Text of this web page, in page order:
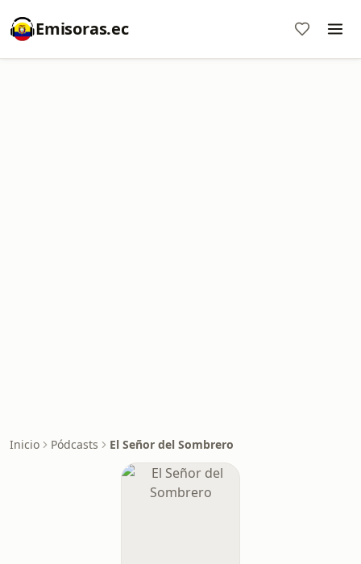
Emisoras.ec
Inicio Pódcasts El Señor del Sombrero